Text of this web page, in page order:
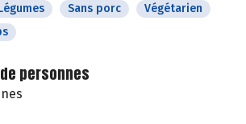
Sans porc
Végétarien
personnes